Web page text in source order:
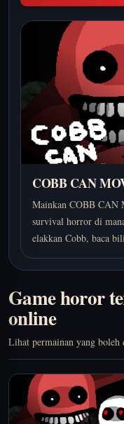
COBB CAN
Mainkan COBB CAN
survival horror di
elakkan Cobb, baca
Game horor
online
Lihat permainan yang